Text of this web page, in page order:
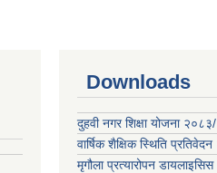
Downloads
दुहवी नगर शिक्षा योजना
वार्षिक शैक्षिक स्थिति
मृगौला प्रत्यारोपन